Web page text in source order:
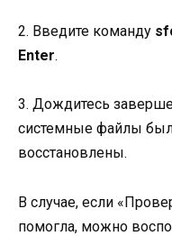
2. Введите команду
Enter.
3. Дождитесь
системные файлы
восстановлены.
В случае, если
помогла, можно